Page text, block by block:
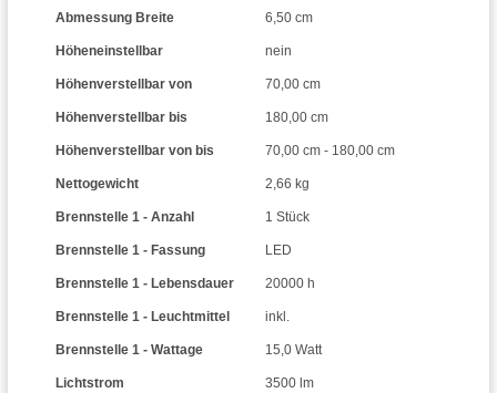
Abmessung Breite 6,50 cm
Höheneinstellbar nein
Höhenverstellbar von 70,00 cm
Höhenverstellbar bis 180,00 cm
Höhenverstellbar von bis 70,00 cm - 180,00 cm
Nettogewicht 2,66 kg
Brennstelle 1 - Anzahl 1 Stück
Brennstelle 1 - Fassung LED
Brennstelle 1 - Lebensdauer 20000 h
Brennstelle 1 - Leuchtmittel inkl.
Brennstelle 1 - Wattage 15,0 Watt
Lichtstrom 3500 lm